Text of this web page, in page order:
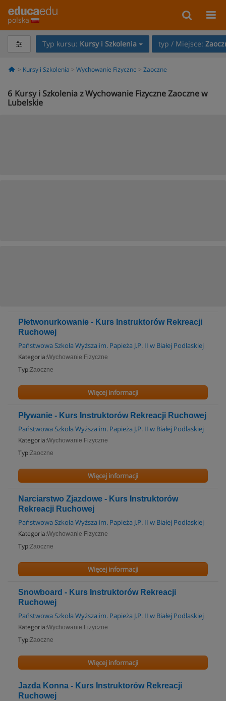
polska
Typ kursu: Kursy i Szkolenia typ / Miejsce:
Kursy i Szkolenia Wychowanie Fizyczne Zaoczne
6 Kursy i Szkolenia z Wychowanie Fizyczne Zaoczne w
Lubelskie
Płetwonurkowanie - Kurs Instruktorów Rekreacji
Ruchowej
Państwowa Szkoła Wyższa im. Papieża J.P. II w Białej Podlaskiej
Kategoria:Wychowanie Fizyczne
Typ:Zaoczne
Więcej informacji
Pływanie - Kurs Instruktorów Rekreacji Ruchowej
Państwowa Szkoła Wyższa im. Papieża J.P. II w Białej Podlaskiej
Kategoria:Wychowanie Fizyczne
Typ:Zaoczne
Więcej informacji
Narciarstwo Zjazdowe - Kurs Instruktorów
Rekreacji Ruchowej
Państwowa Szkoła Wyższa im. Papieża J.P. II w Białej Podlaskiej
Kategoria:Wychowanie Fizyczne
Typ:Zaoczne
Więcej informacji
Snowboard - Kurs Instruktorów Rekreacji
Ruchowej
Państwowa Szkoła Wyższa im. Papieża J.P. II w Białej Podlaskiej
Kategoria:Wychowanie Fizyczne
Typ:Zaoczne
Więcej informacji
Jazda Konna - Kurs Instruktorów Rekreacji
Ruchowej